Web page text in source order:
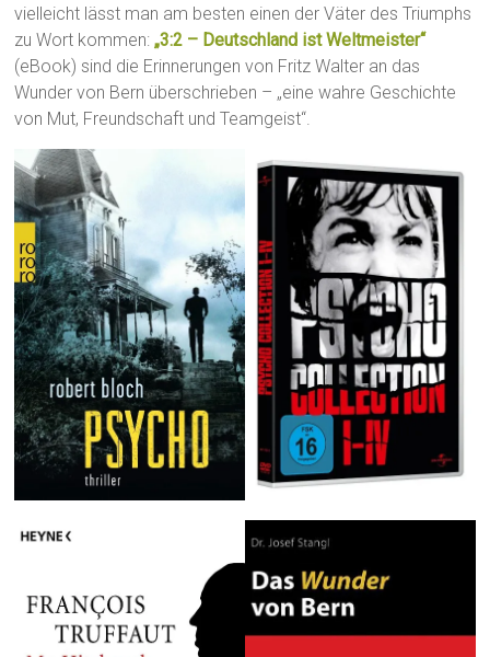
vielleicht lässt man am besten einen der Väter des Triumphs
zu Wort kommen:„3:2 – Deutschland ist Weltmeister“
(eBook) sind die Erinnerungen von Fritz Walter an das
Wunder von Bern überschrieben – „eine wahre Geschichte
von Mut, Freundschaft und Teamgeist“.